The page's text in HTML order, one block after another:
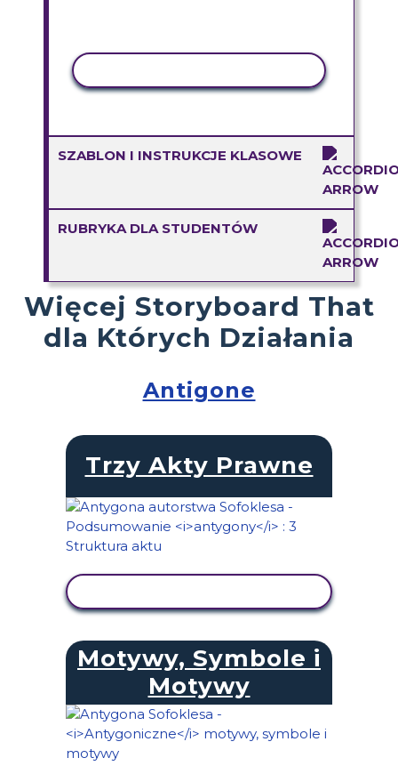
SZABLON I INSTRUKCJE KLASOWE
RUBRYKA DLA STUDENTÓW
Więcej Storyboard That
dla Których Działania
Antigone
Trzy Akty Prawne
Motywy, Symbole i
Motywy